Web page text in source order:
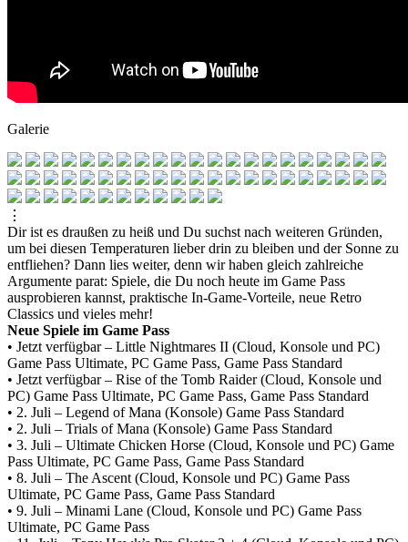
Galerie
⋮
Dir ist es draußen zu heiß und Du suchst nach weiteren Gründen,
um bei diesen Temperaturen lieber drin zu bleiben und der Sonne zu
entfliehen? Dann lies weiter, denn wir haben gleich zahlreiche
Argumente parat: Spiele, die Du noch heute im Game Pass
ausprobieren kannst, praktische In-Game-Vorteile, neue Retro
Classics und vieles mehr!
Neue Spiele im Game Pass
• Jetzt verfügbar – Little Nightmares II (Cloud, Konsole und PC)
Game Pass Ultimate, PC Game Pass, Game Pass Standard
• Jetzt verfügbar – Rise of the Tomb Raider (Cloud, Konsole und
PC) Game Pass Ultimate, PC Game Pass, Game Pass Standard
• 2. Juli – Legend of Mana (Konsole) Game Pass Standard
• 2. Juli – Trials of Mana (Konsole) Game Pass Standard
• 3. Juli – Ultimate Chicken Horse (Cloud, Konsole und PC) Game
Pass Ultimate, PC Game Pass, Game Pass Standard
• 8. Juli – The Ascent (Cloud, Konsole und PC) Game Pass
Ultimate, PC Game Pass, Game Pass Standard
• 9. Juli – Minami Lane (Cloud, Konsole und PC) Game Pass
Ultimate, PC Game Pass